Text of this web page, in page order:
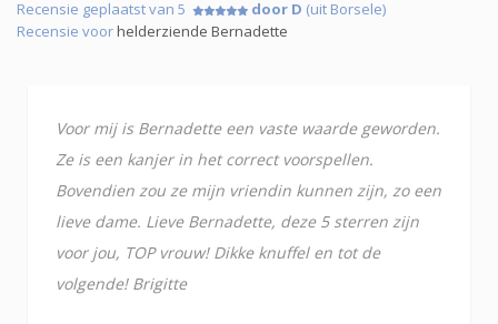
Recensie geplaatst van 5 door D (uit Borsele)
Recensie voorhelderziende Bernadette
Voor mij is Bernadette een vaste waarde geworden.
Ze is een kanjer in het correct voorspellen.
Bovendien zou ze mijn vriendin kunnen zijn, zo een
lieve dame. Lieve Bernadette, deze 5 sterren zijn
voor jou, TOP vrouw! Dikke knuffel en tot de
volgende! Brigitte